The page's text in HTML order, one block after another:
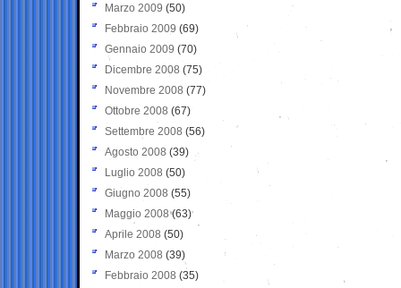
Marzo 2009 (50)
Febbraio 2009 (69)
Gennaio 2009 (70)
Dicembre 2008 (75)
Novembre 2008 (77)
Ottobre 2008 (67)
Settembre 2008 (56)
Agosto 2008 (39)
Luglio 2008 (50)
Giugno 2008 (55)
Maggio 2008(63)
Aprile 2008 (50)
Marzo 2008 (39)
Febbraio 2008 (35)